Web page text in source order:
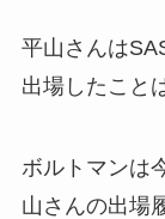
平山さんは
出場したこと
ボルトマンは
山さんの出場